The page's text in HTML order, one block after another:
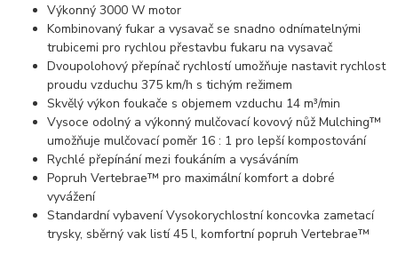
Výkonný 3000 W motor
Kombinovaný fukar a vysavač se snadno odnímatelnými
trubicemi pro rychlou přestavbu fukaru na vysavač
Dvoupolohový přepínač rychlostí umožňuje nastavit rychlost
proudu vzduchu 375 km/h s tichým režimem
Skvělý výkon foukače s objemem vzduchu 14 m³/min
Vysoce odolný a výkonný mulčovací kovový nůž Mulching™
umožňuje mulčovací poměr 16 : 1 pro lepší kompostování
Rychlé přepínání mezi foukáním a vysáváním
Popruh Vertebrae™ pro maximální komfort a dobré
vyvážení
Standardní vybavení Vysokorychlostní koncovka zametací
trysky, sběrný vak listí 45 l, komfortní popruh Vertebrae™